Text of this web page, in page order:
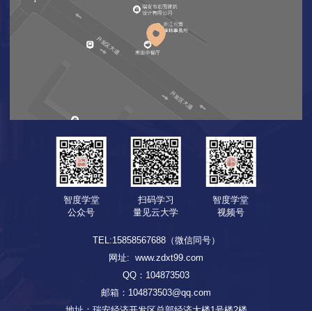
智度学堂
公众号
扫码学习
量见云大学
智度学堂
视频号
TEL:15858567688（微信同号）
网址: www.zdxt99.com
QQ：104873503
邮箱： 104873503@qq.com